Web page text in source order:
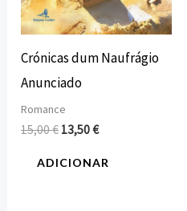
Crónicas dum Naufrágio
Anunciado
Romance
15,00€ 13,50€
ADICIONAR